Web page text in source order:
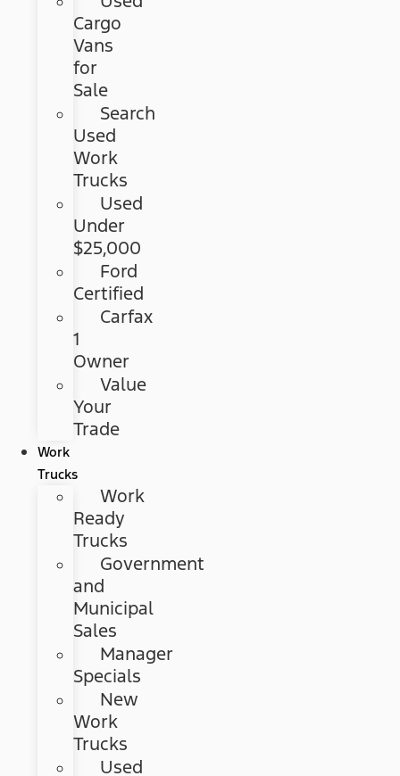
Cargo
Vans
for
Sale
Search
Used
Work
Trucks
Used
Under
$25,000
Ford
Certified
Carfax
1
Owner
Value
Your
Trade
Work
Trucks
Work
Ready
Trucks
Government
and
Municipal
Sales
Manager
Specials
New
Work
Trucks
Used